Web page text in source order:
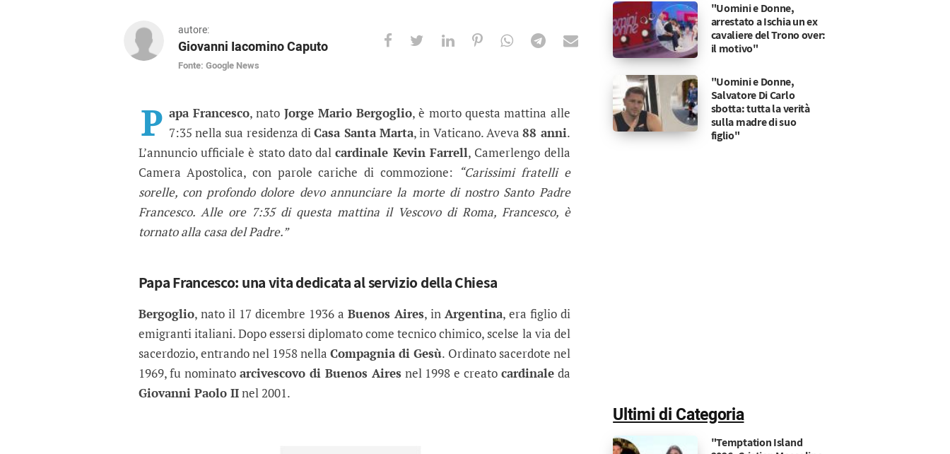
autore:
Giovanni Iacomino Caputo
Fonte: Google News
È morto Papa Francesco: l’annuncio e le sue ultime ore
Alle 7:35 del 21 aprile 2025, Jorge Mario Bergoglio si è spento a Roma. Il suo pontificato ha segnato una svolta storica nella Chiesa
P apa Francesco, nato Jorge Mario Bergoglio, è morto questa mattina alle
7:35 nella sua residenza diCasa Santa Marta, in Vaticano. Aveva88 anni.
L’annuncio ufficiale è stato dato dalcardinale Kevin Farrell, Camerlengo della
Camera Apostolica, con parole cariche di commozione: “Carissimi fratelli e
sorelle, con profondo dolore devo annunciare la morte di nostro Santo Padre
Francesco. Alle ore 7:35 di questa mattina il Vescovo di Roma, Francesco, è
tornato alla casa del Padre.”
Papa Francesco: una vita dedicata al servizio della Chiesa
Bergoglio, nato il 17 dicembre 1936 a Buenos Aires, in Argentina, era figlio di
emigranti italiani. Dopo essersi diplomato come tecnico chimico, scelse la via del
sacerdozio, entrando nel 1958 nellaCompagnia di Gesù. Ordinato sacerdote nel
1969, fu nominatoarcivescovo di Buenos Aires nel 1998 e creato cardinaleda
Giovanni Paolo IInel 2001.
"Uomini e Donne,
arrestato a Ischia un ex
cavaliere del Trono over:
il motivo"
"Uomini e Donne,
Salvatore Di Carlo
sbotta: tutta la verità
sulla madre di suo
figlio"
Ultimi di Categoria
"Temptation Island